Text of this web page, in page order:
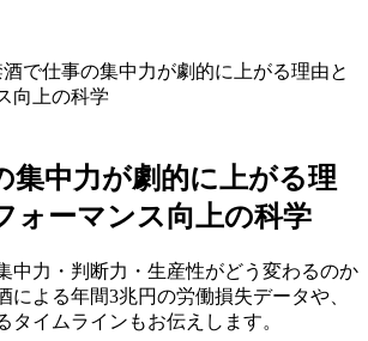
酒で仕事の集中力が劇的に上がる理由と
向上の科学
集中力が劇的に上がる理
ォーマンス向上の科学
中力・判断力・生産性がどう変わるのか
による年間3兆円の労働損失データや、
タイムラインもお伝えします。